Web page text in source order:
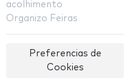
acolhimento
Organizo Feiras
Preferencias de
Cookies